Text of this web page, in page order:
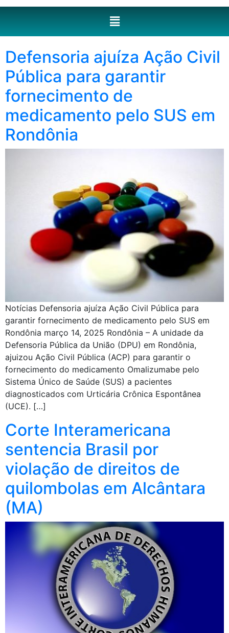
Defensoria ajuíza Ação Civil
Pública para garantir
fornecimento de
medicamento pelo SUS em
Rondônia
Notícias Defensoria ajuíza Ação Civil Pública para
garantir fornecimento de medicamento pelo SUS em
Rondônia março 14, 2025 Rondônia – A unidade da
Defensoria Pública da União (DPU) em Rondônia,
ajuizou Ação Civil Pública (ACP) para garantir o
fornecimento do medicamento Omalizumabe pelo
Sistema Único de Saúde (SUS) a pacientes
diagnosticados com Urticária Crônica Espontânea
(UCE). […]
Corte Interamericana
sentencia Brasil por
violação de direitos de
quilombolas em Alcântara
(MA)